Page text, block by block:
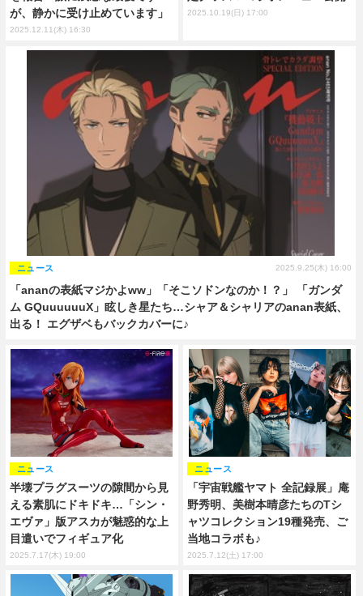
が、静かに受け止めています」
2025.12.11(木) 16:30
2025.10.19(日) 17:00
「ananの表紙マジかよww」「そこソドンなのか！？」 「ガンダ
ム GQuuuuuuX」眩しき星たち…シャア＆シャリアのanan表紙、
出る！ エグザベもバックカバーに♪
ニュース 2025.9.25(木) 16:00
半壊プラグスーツの隙間から見
える素肌にドキドキ…「シン・
エヴァ」版アスカが魅惑的な上
目遣いでフィギュア化
ニュース
2025.7.17(木) 19:00
「宇宙戦艦ヤマト 全記録展」庵
野秀明、美樹本晴彦たちのTシ
ャツコレクション19種発売、ご
当地コラボも♪
ニュース
2025.7.12(土) 17:00